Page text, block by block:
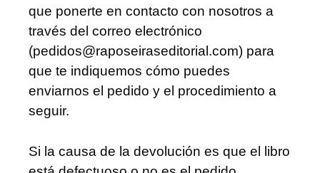
que ponerte en contacto con nosotros a
través del correo electrónico
(pedidos@raposeiraseditorial.com) para
que te indiquemos cómo puedes
enviarnos el pedido y el procedimiento a
seguir.
Si la causa de la devolución es que el libro